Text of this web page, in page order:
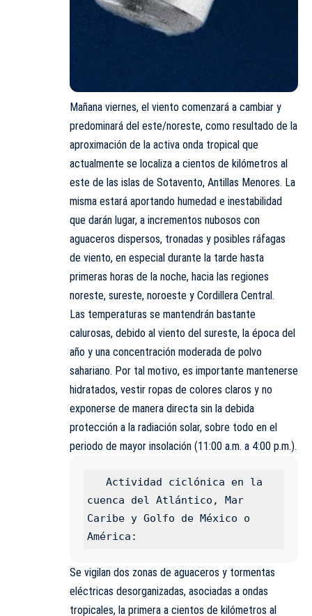
Mañana viernes, el viento comenzará a cambiar y
predominará del este/noreste, como resultado de la
aproximación de la activa onda tropical que
actualmente se localiza a cientos de kilómetros al
este de las islas de Sotavento, Antillas Menores. La
misma estará aportando humedad e inestabilidad
que darán lugar, a incrementos nubosos con
aguaceros dispersos, tronadas y posibles ráfagas
de viento, en especial durante la tarde hasta
primeras horas de la noche, hacia las regiones
noreste, sureste, noroeste y Cordillera Central.
Las temperaturas se mantendrán bastante
calurosas, debido al viento del sureste, la época del
año y una concentración moderada de polvo
sahariano. Por tal motivo, es importante mantenerse
hidratados, vestir ropas de colores claros y no
exponerse de manera directa sin la debida
protección a la radiación solar, sobre todo en el
periodo de mayor insolación (11:00 a.m. a 4:00 p.m.).
cuenca del Atlántico, Mar
Caribe y Golfo de México o
América:
Se vigilan dos zonas de aguaceros y tormentas
eléctricas desorganizadas, asociadas a ondas
tropicales, la primera a cientos de kilómetros al